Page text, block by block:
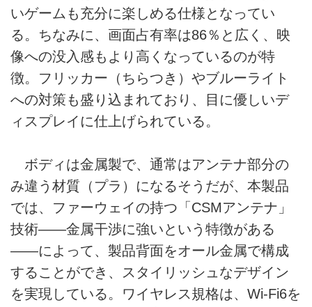
いゲームも充分に楽しめる仕様となってい
る。ちなみに、画面占有率は86％と広く、映
像への没入感もより高くなっているのが特
徴。フリッカー（ちらつき）やブルーライト
への対策も盛り込まれており、目に優しいデ
ィスプレイに仕上げられている。
ボディは金属製で、通常はアンテナ部分の
み違う材質（プラ）になるそうだが、本製品
では、ファーウェイの持つ「CSMアンテナ」
技術――金属干渉に強いという特徴がある
――によって、製品背面をオール金属で構成
することができ、スタイリッシュなデザイン
を実現している。ワイヤレス規格は、Wi-Fi6を